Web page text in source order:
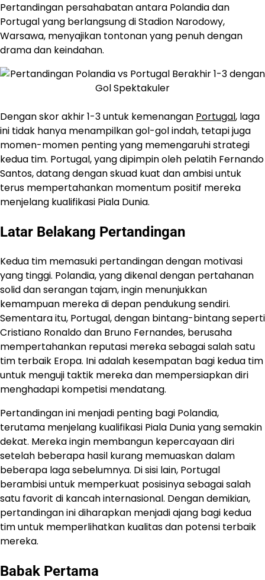
Pertandingan persahabatan antara Polandia dan
Portugal yang berlangsung di Stadion Narodowy,
Warsawa, menyajikan tontonan yang penuh dengan
drama dan keindahan.
Dengan skor akhir 1-3 untuk kemenangan Portugal, laga
ini tidak hanya menampilkan gol-gol indah, tetapi juga
momen-momen penting yang memengaruhi strategi
kedua tim. Portugal, yang dipimpin oleh pelatih Fernando
Santos, datang dengan skuad kuat dan ambisi untuk
terus mempertahankan momentum positif mereka
menjelang kualifikasi Piala Dunia.
Latar Belakang Pertandingan
Kedua tim memasuki pertandingan dengan motivasi
yang tinggi. Polandia, yang dikenal dengan pertahanan
solid dan serangan tajam, ingin menunjukkan
kemampuan mereka di depan pendukung sendiri.
Sementara itu, Portugal, dengan bintang-bintang seperti
Cristiano Ronaldo dan Bruno Fernandes, berusaha
mempertahankan reputasi mereka sebagai salah satu
tim terbaik Eropa. Ini adalah kesempatan bagi kedua tim
untuk menguji taktik mereka dan mempersiapkan diri
menghadapi kompetisi mendatang.
Pertandingan ini menjadi penting bagi Polandia,
terutama menjelang kualifikasi Piala Dunia yang semakin
dekat. Mereka ingin membangun kepercayaan diri
setelah beberapa hasil kurang memuaskan dalam
beberapa laga sebelumnya. Di sisi lain, Portugal
berambisi untuk memperkuat posisinya sebagai salah
satu favorit di kancah internasional. Dengan demikian,
pertandingan ini diharapkan menjadi ajang bagi kedua
tim untuk memperlihatkan kualitas dan potensi terbaik
mereka.
Babak Pertama